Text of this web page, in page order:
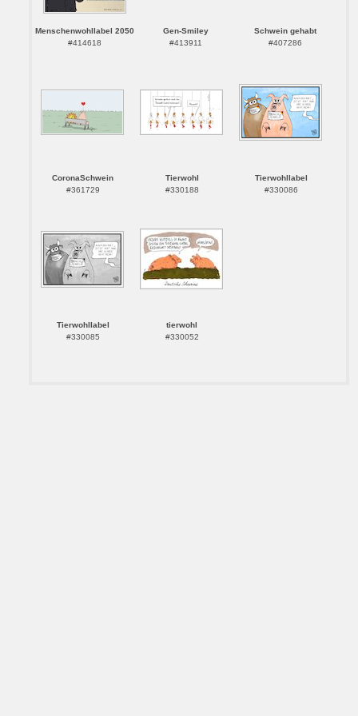
Menschenwohllabel 2050
#414618
Gen-Smiley
#413911
Schwein gehabt
#407286
CoronaSchwein
#361729
Tierwohl
#330188
Tierwohllabel
#330086
Tierwohllabel
#330085
tierwohl
#330052